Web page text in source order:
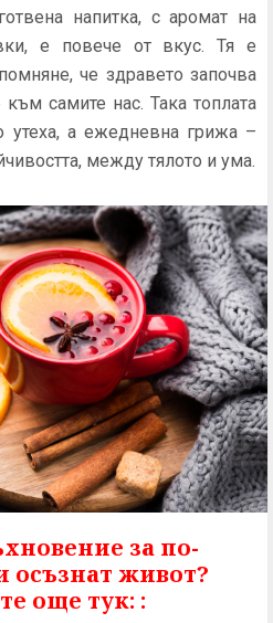
напитка, с аромат на
е повече от вкус. Тя е
че здравето започва
самите нас. Така топлата
утеха, а ежедневна грижа –
между тялото и ума.
за по-
осъзнат живот?
още тук: :